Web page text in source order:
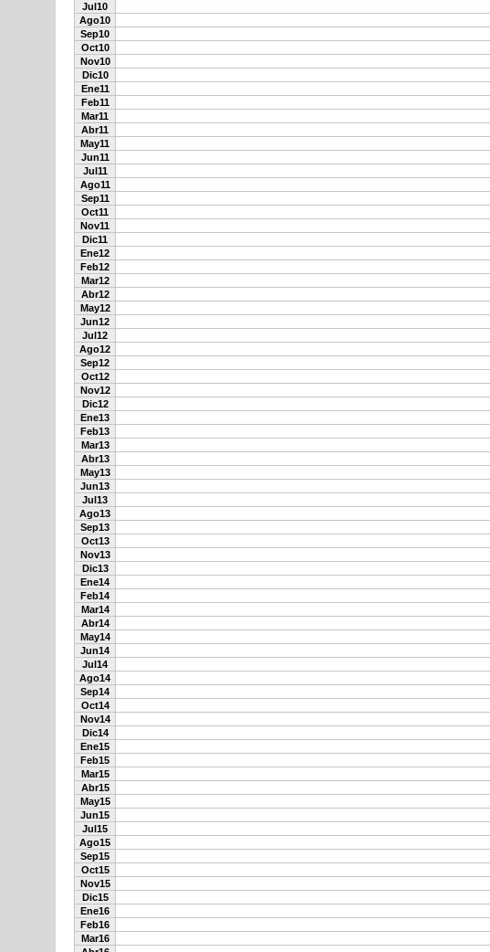
Jul10
Ago10
Sep10
Oct10
Nov10
Dic10
Ene11
Feb11
Mar11
Abr11
May11
Jun11
Jul11
Ago11
Sep11
Oct11
Nov11
Dic11
Ene12
Feb12
Mar12
Abr12
May12
Jun12
Jul12
Ago12
Sep12
Oct12
Nov12
Dic12
Ene13
Feb13
Mar13
Abr13
May13
Jun13
Jul13
Ago13
Sep13
Oct13
Nov13
Dic13
Ene14
Feb14
Mar14
Abr14
May14
Jun14
Jul14
Ago14
Sep14
Oct14
Nov14
Dic14
Ene15
Feb15
Mar15
Abr15
May15
Jun15
Jul15
Ago15
Sep15
Oct15
Nov15
Dic15
Ene16
Feb16
Mar16